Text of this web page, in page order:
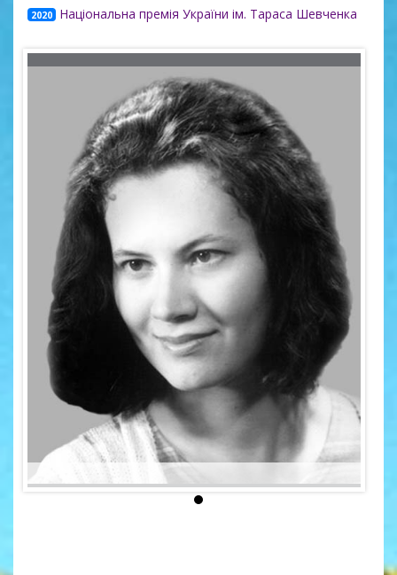
2020 Національна премія України ім. Тараса Шевченка